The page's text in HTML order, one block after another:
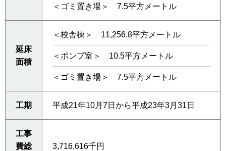
＜ゴミ置き場＞ 7.5平方メートル
延床
面積
＜校舎棟＞ 11,256.8平方メートル
＜ポンプ室＞ 10.5平方メートル
＜ゴミ置き場＞ 7.5平方メートル
工期 平成21年10月7日から平成23年3月31日
工事
費総
3,716,616千円